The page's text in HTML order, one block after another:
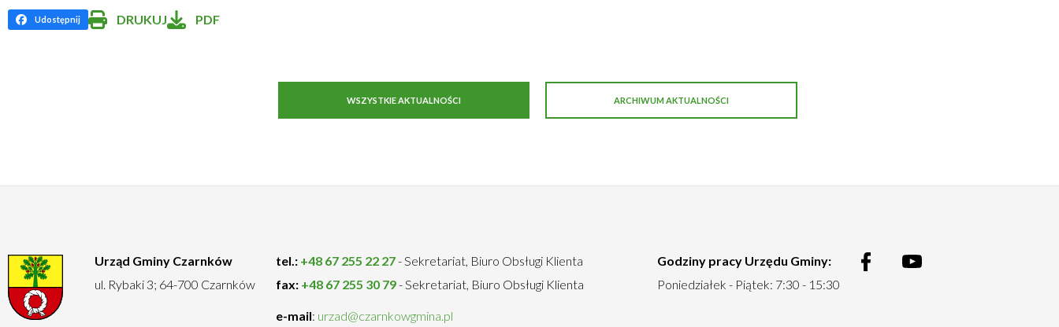
Udostępnij
Facebook
WillDRUKUJ PDF
WSZYSTKIE AKTUALNOŚCI ARCHIWUM AKTUALNOŚCI
Urząd Gminy Czarnków
ul. Rybaki 3; 64-700 Czarnków
tel.: +48 67 255 22 27- Sekretariat, Biuro Obsługi Klienta
fax: +48 67 255 30 79- Sekretariat, Biuro Obsługi Klienta
e-mail: urzad@czarnkowgmina.pl
Godziny pracy Urzędu Gminy:
Poniedziałek - Piątek: 7:30 - 15:30
Menu